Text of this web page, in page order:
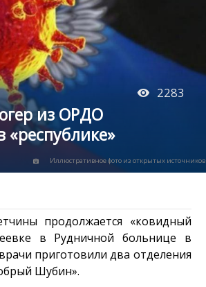
2283
из ОРДО
«республике»
Иллюстративное фото из открытых источников
продолжается «ковидный
в Рудничной больнице в
приготовили два отделения
Шубин».